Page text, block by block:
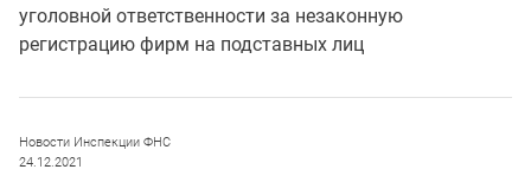
уголовной ответственности за незаконную
регистрацию фирм на подставных лиц
Новости Инспекции ФНС
24.12.2021